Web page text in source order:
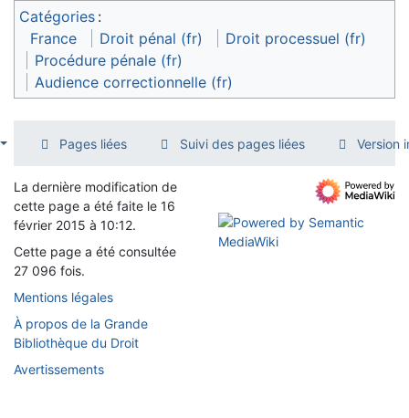
Catégories :
France
Droit pénal (fr)
Droit processuel (fr)
Procédure pénale (fr)
Audience correctionnelle (fr)
Pages liées Suivi des pages liées Version
La dernière modification de
cette page a été faite le 16
février 2015 à 10:12.
Cette page a été consultée
27 096 fois.
Mentions légales
À propos de la Grande
Bibliothèque du Droit
Avertissements